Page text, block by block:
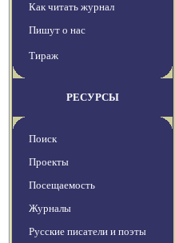
Как читать журнал
Пишут о нас
Тираж
РЕСУРСЫ
Поиск
Проекты
Посещаемость
Журналы
Русские писатели и поэты